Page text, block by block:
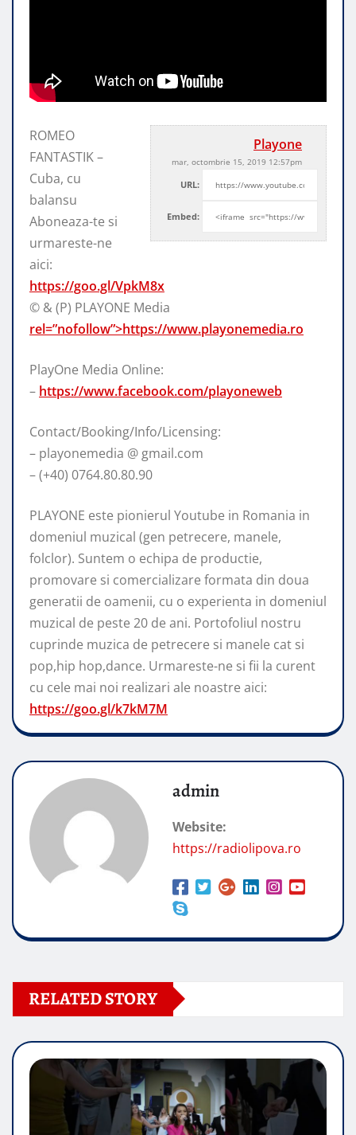
Playone
mar, octombrie 15, 2019 12:57pm
URL:
Embed:
ROMEO
FANTASTIK –
Cuba, cu
balansu
Aboneaza-te si
urmareste-ne
aici:
https://goo.gl/VpkM8x
© & (P) PLAYONE Media
rel=”nofollow”>https://www.playonemedia.ro
PlayOne Media Online:
– https://www.facebook.com/playoneweb
Contact/Booking/Info/Licensing:
– playonemedia @ gmail.com
– (+40) 0764.80.80.90
PLAYONE este pionierul Youtube in Romania in
domeniul muzical (gen petrecere, manele,
folclor). Suntem o echipa de productie,
promovare si comercializare formata din doua
generatii de oamenii, cu o experienta in domeniul
muzical de peste 20 de ani. Portofoliul nostru
cuprinde muzica de petrecere si manele cat si
pop,hip hop,dance. Urmareste-ne si fii la curent
cu cele mai noi realizari ale noastre aici:
https://goo.gl/k7kM7M
admin
Website:
https://radiolipova.ro
RELATED STORY